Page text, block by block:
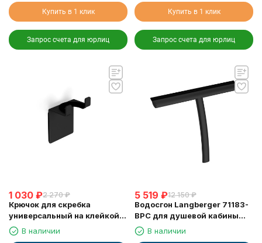
Купить в 1 клик
Запрос счета для юрлиц
Купить в 1 клик
Запрос счета для юрлиц
1 030 ₽2 270 ₽
Крючок для скребка
универсальный на клейкой
основе LANGBERGER 75183-
10-00-BPC черный
В наличии
5 519 ₽12 150 ₽
Водосгон Langberger 71183-
BPC для душевой кабины
черныйВ наличии